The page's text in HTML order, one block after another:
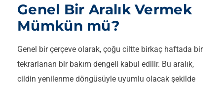
Genel Bir Aralık Vermek
Mümkün mü?
Genel bir çerçeve olarak, çoğu ciltte birkaç haftada bir
tekrarlanan bir bakım dengeli kabul edilir. Bu aralık,
cildin yenilenme döngüsüyle uyumlu olacak şekilde